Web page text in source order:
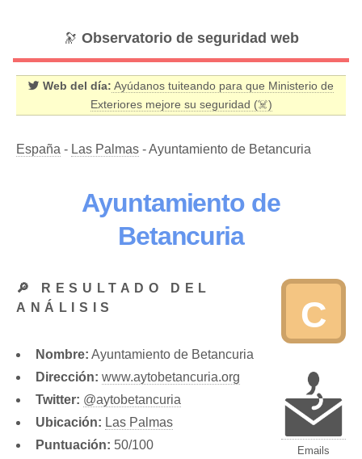
🔭 Observatorio de seguridad web
Web del día: Ayúdanos tuiteando para que Ministerio de
Exteriores mejore su seguridad (☠️)
España - Las Palmas - Ayuntamiento de Betancuria
Ayuntamiento de
Betancuria
C
Emails
🔎 RESULTADO DEL
ANÁLISIS
Nombre: Ayuntamiento de Betancuria
Dirección: www.aytobetancuria.org
Twitter: @aytobetancuria
Ubicación: Las Palmas
Puntuación: 50/100